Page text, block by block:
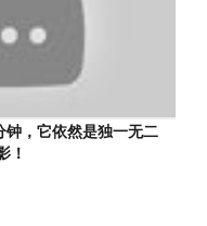
钟，它依然是独一无二
！